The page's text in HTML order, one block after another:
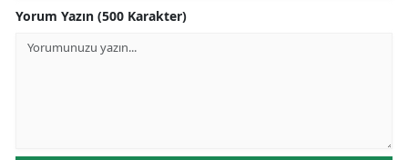
Yorum Yazın (500 Karakter)